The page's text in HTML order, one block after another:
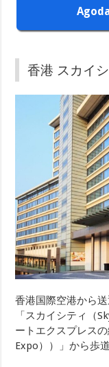
香港 スカイ
香港国際空港から
「スカイシティ（
ートエクスプレス
Expo））」から歩